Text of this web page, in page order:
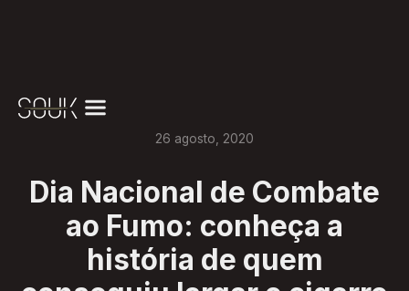
26 agosto 2020
Dia Nacional de Combate
ao Fumo: conheça a
história de quem